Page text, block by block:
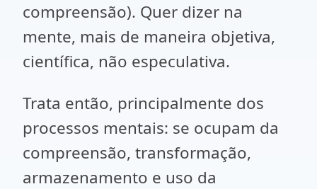
compreensão). Quer dizer na
mente, mais de maneira objetiva,
científica, não especulativa.
Trata então, principalmente dos
processos mentais: se ocupam da
compreensão, transformação,
armazenamento e uso da